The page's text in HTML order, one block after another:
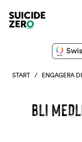
START / ENGAGERA
BLI